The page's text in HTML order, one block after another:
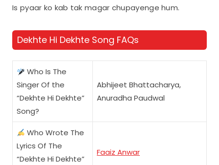
Is pyaar ko kab tak magar chupayenge hum.
Dekhte Hi Dekhte Song FAQs
Who Is The
Singer Of the
“Dekhte Hi Dekhte”
Song?
Abhijeet Bhattacharya,
Anuradha Paudwal
Who Wrote The
Lyrics Of The
“Dekhte Hi Dekhte”
Faaiz Anwar